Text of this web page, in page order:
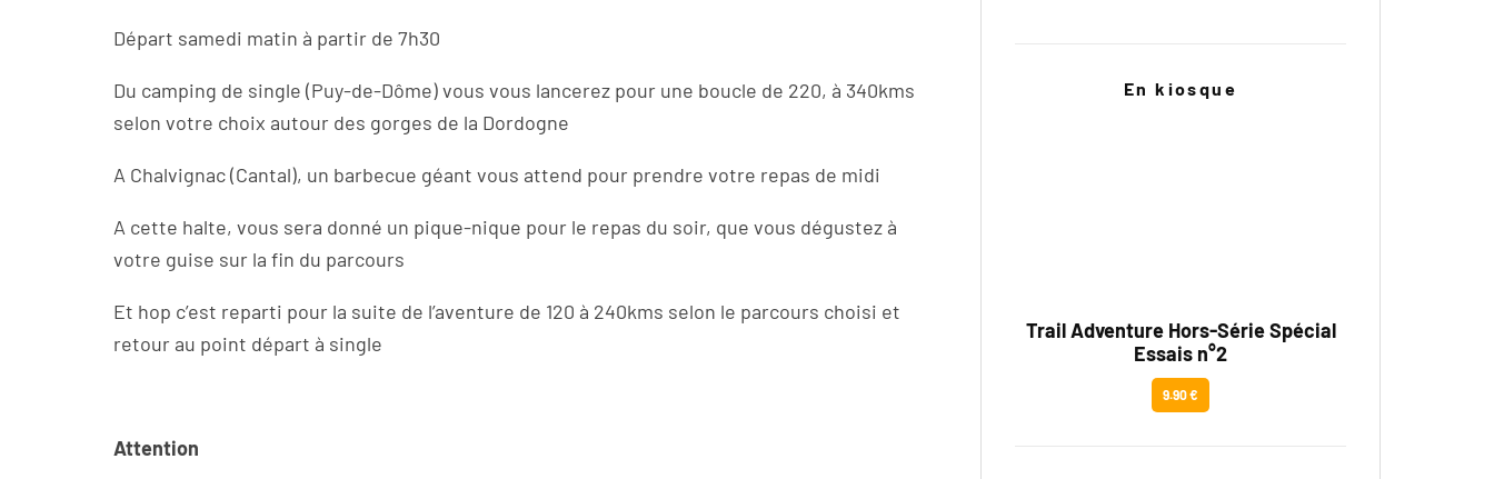
Départ samedi matin à partir de 7h30
Du camping de single (Puy-de-Dôme) vous vous lancerez pour une boucle de 220, à 340kms
selon votre choix autour des gorges de la Dordogne
A Chalvignac (Cantal), un barbecue géant vous attend pour prendre votre repas de midi
A cette halte, vous sera donné un pique-nique pour le repas du soir, que vous dégustez à
votre guise sur la fin du parcours
Et hop c’est reparti pour la suite de l’aventure de 120 à 240kms selon le parcours choisi et
retour au point départ à single
Attention
En kiosque
Trail Adventure Hors-Série Spécial
Essais n°2
9.90 €